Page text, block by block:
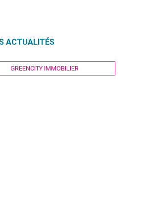
ACTUALITÉS
GREENCITY IMMOBILIER